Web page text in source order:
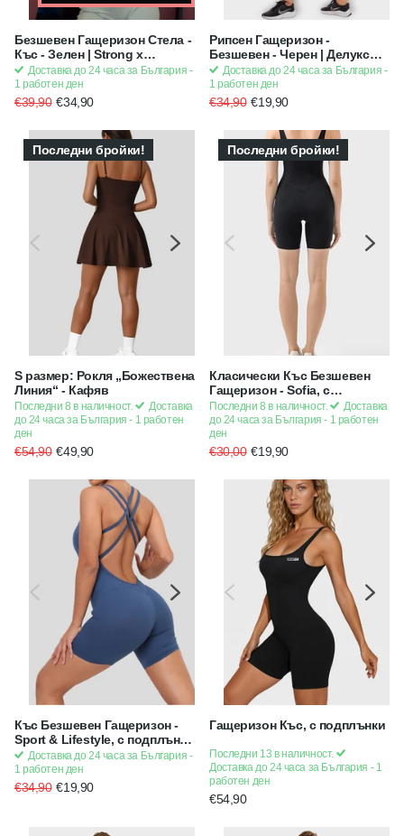
Безшевен Гащеризон Стела -
Къс - Зелен | Strong x
Feminine
Доставка до 24 часа за България -
1 работен ден
€39,90 €34,90
Рипсен Гащеризон -
Безшевен - Черен | Делукс
Серия SMFit
Доставка до 24 часа за България -
1 работен ден
€34,90 €19,90
Последни бройки!
S размер: Рокля „Божествена
Линия“ - Кафяв
Последни 8 в наличност.
Доставка
до 24 часа за България - 1 работен
ден
€54,90 €49,90
Последни бройки!
Класически Къс Безшевен
Гащеризон - Sofia, с
подплънки | Strong x
Feminine
Последни 8 в наличност.
Доставка
до 24 часа за България - 1 работен
ден
€30,00 €19,90
Къс Безшевен Гащеризон -
Sport & Lifestyle, с подплънки
- СинДоставка до 24 часа за България -
1 работен ден
€34,90 €19,90
Гащеризон Къс, с подплънки
Последни 13 в наличност.
Доставка до 24 часа за България - 1
работен ден
€54,90